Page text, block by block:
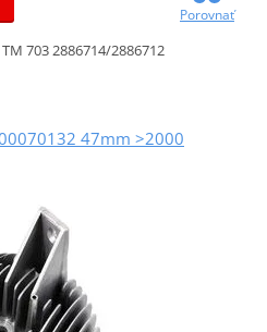
Porovnať
703 2886714/2886712
47mm >2000